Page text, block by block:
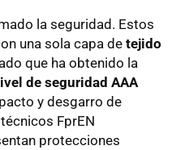
la seguridad. Estos
una sola capa de tejido
que ha obtenido la
de seguridad AAA
y desgarro de
FprEN
protecciones